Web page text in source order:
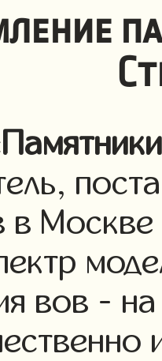
Памятники
в
вов - на